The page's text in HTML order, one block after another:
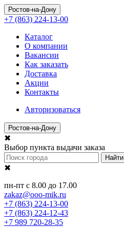
Ростов-на-Дону
+7 (863) 224-13-00
Каталог
О компании
Вакансии
Как заказать
Доставка
Акции
Контакты
Авторизоваться
Ростов-на-Дону
✖
Выбор пункта выдачи заказа
Найти
✖
пн-пт с 8.00 до 17.00
zakaz@ooo-mik.ru
+7 (863) 224-13-00
+7 (863) 224-12-43
+7 989 720-28-35